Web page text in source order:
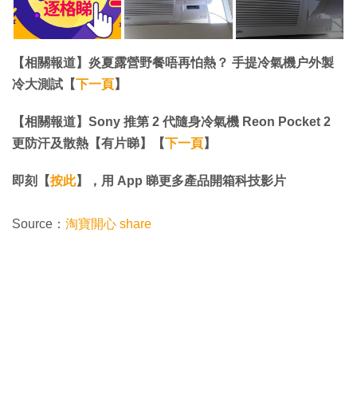
【相關報道】炎夏露營野餐唔再怕熱？ 手提冷氣機户外製
冷大測試【下一頁】
【相關報道】​​​​​​​Sony 推第 2 代隨身冷氣機 Reon Pocket 2
更防汗及散熱【有片睇】【下一頁】​​​​​​​
即刻【按此】，用 App 睇更多產品開箱科技影片
Source： 淘寶開心 share